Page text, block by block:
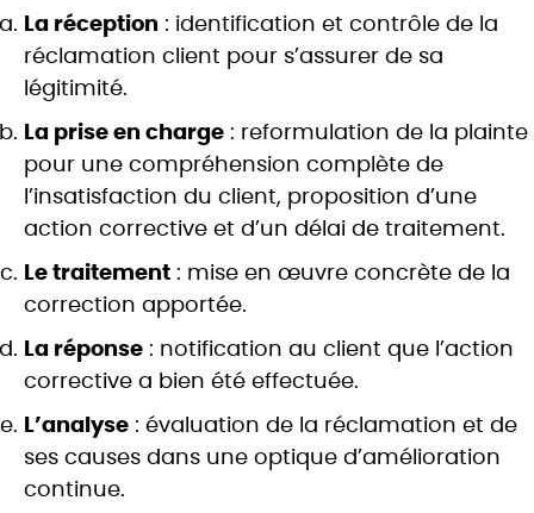
La réception : identification et contrôle de la
réclamation client pour s’assurer de sa
légitimité.
La prise en charge : reformulation de la plainte
pour une compréhension complète de
l’insatisfaction du client, proposition d’une
action corrective et d’un délai de traitement.
Le traitement : mise en œuvre concrète de la
correction apportée.
La réponse : notification au client que l’action
corrective a bien été effectuée.
L’analyse : évaluation de la réclamation et de
ses causes dans une optique d’amélioration
continue.